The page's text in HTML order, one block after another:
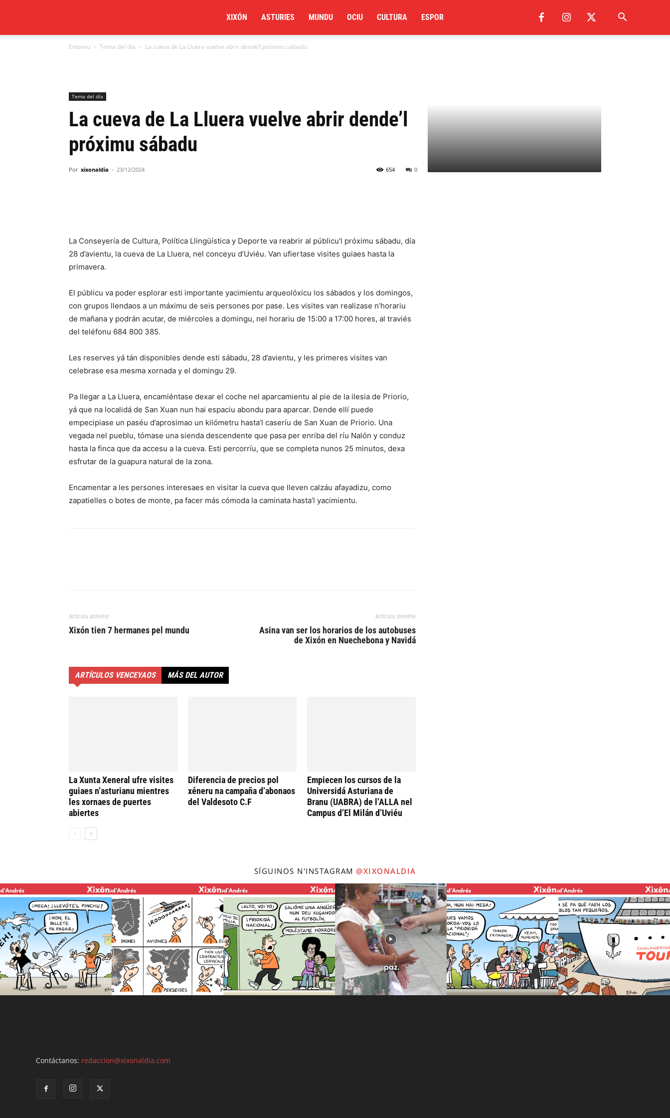
XIXÓN ASTURIES MUNDU OCIU CULTURA ESPOR
Entamu Tema del día La cueva de La Lluera vuelve abrir dende’l próximu sábadu
Tema del día
La cueva de La Lluera vuelve abrir dende’l
próximu sábadu
Por xixonaldia - 23/12/2024 0
654
La Conseyería de Cultura, Política Llingüística y Deporte va reabrir al públicu’l próximu sábadu, día
28 d’avientu, la cueva de La Lluera, nel conceyu d’Uviéu. Van ufiertase visites guiaes hasta la
primavera.
El públicu va poder esplorar esti importante yacimientu arqueolóxicu los sábados y los domingos,
con grupos llendaos a un máximu de seis persones por pase. Les visites van realizase n’horariu
de mañana y podrán acutar, de miércoles a domingu, nel horariu de 15:00 a 17:00 hores, al traviés
del teléfonu 684 800 385.
Les reserves yá tán disponibles dende esti sábadu, 28 d’avientu, y les primeres visites van
celebrase esa mesma xornada y el domingu 29.
Pa llegar a La Lluera, encamiéntase dexar el coche nel aparcamientu al pie de la ilesia de Priorio,
yá que na localidá de San Xuan nun hai espaciu abondu para aparcar. Dende ellí puede
empecipiase un paséu d’aprosimao un kilómetru hasta’l caseríu de San Xuan de Priorio. Una
vegada nel pueblu, tómase una sienda descendente que pasa per enriba del ríu Nalón y conduz
hasta la finca que da accesu a la cueva. Esti percorríu, que se completa nunos 25 minutos, dexa
esfrutar de la guapura natural de la zona.
Encamentar a les persones interesaes en visitar la cueva que lleven calzáu afayadizu, como
zapatielles o botes de monte, pa facer más cómoda la caminata hasta’l yacimientu.
Artículu anterior
Xixón tien 7 hermanes pel mundu
Artículu viniente
Asina van ser los horarios de los autobuses
de Xixón en Nuechebona y Navidá
ARTÍCULOS VENCEYAOS MÁS DEL AUTOR
La Xunta Xeneral ufre visites
guiaes n’asturianu mientres
les xornaes de puertes
abiertes
Diferencia de precios pol
xéneru na campaña d’abonaos
del Valdesoto C.F
Empiecen los cursos de la
Universidá Asturiana de
Branu (UABRA) de l’ALLA nel
Campus d’El Milán d’Uviéu
SÍGUINOS N'INSTAGRAM @XIXONALDIA
Contáctanos: redaccion@xixonaldia.com